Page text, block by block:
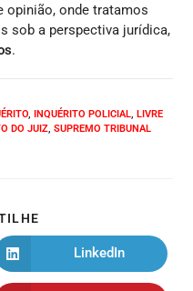
opinião, onde tratamos
sob a perspectiva jurídica,
.
INQUÉRITO POLICIAL LIVRE
DO JUIZ SUPREMO TRIBUNAL
LinkedIn